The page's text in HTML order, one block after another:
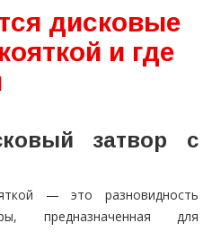
дисковые
и где
затвор с
— это разновидность
предназначенная для